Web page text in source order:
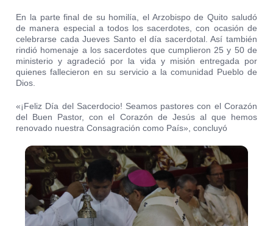
En la parte final de su homilía, el Arzobispo de Quito saludó
de manera especial a todos los sacerdotes, con ocasión de
celebrarse cada Jueves Santo el día sacerdotal. Así también
rindió homenaje a los sacerdotes que cumplieron 25 y 50 de
ministerio y agradeció por la vida y misión entregada por
quienes fallecieron en su servicio a la comunidad Pueblo de
Dios.
«¡Feliz Día del Sacerdocio! Seamos pastores con el Corazón
del Buen Pastor, con el Corazón de Jesús al que hemos
renovado nuestra Consagración como País», concluyó